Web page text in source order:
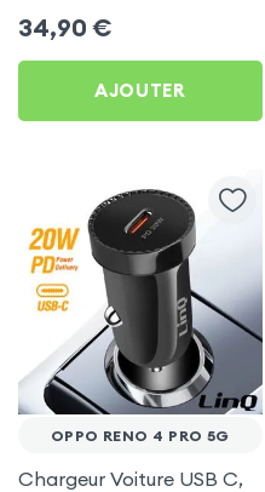
Voiture USB C + USB -
Swissten
34,90 €
AJOUTER
OPPO RENO 4 PRO 5G
Chargeur Voiture USB C,